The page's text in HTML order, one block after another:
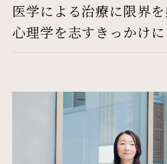
医学による治療に限界
心理学を志すきっかけに